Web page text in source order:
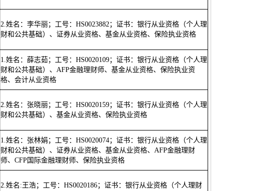
2.姓名：李华丽；工号：HS0023882；证书：银行从业资格（个人理
财和公共基础）、证券从业资格、基金从业资格、保险执业资格
1.姓名：薛志茹；工号：HS0020109；证书：银行从业资格（个人理
财和公共基础）、AFP金融理财师、基金从业资格、保险执业资
格、会计从业资格
2.姓名：张晓丽；工号：HS0020159；证书：银行从业资格（个人理
财和公共基础）、基金从业资格、保险执业资格
1.姓名：张林娟；工号：HS0020074；证书：银行从业资格（个人理
财和公共基础）、证券从业资格、基金从业资格、AFP金融理财
师、CFP国际金融理财师、保险执业资格
2.姓名:王浩；工号：HS0020186；证书：银行从业资格（个人理财